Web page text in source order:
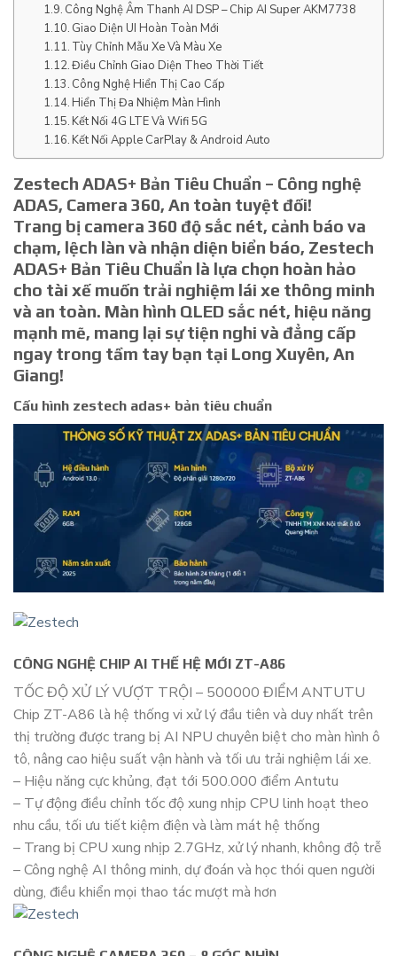
Công Nghệ Âm Thanh AI DSP – Chip AI Super AKM7738
Giao Diện UI Hoàn Toàn Mới
Tùy Chỉnh Mẫu Xe Và Màu Xe
Điều Chỉnh Giao Diện Theo Thời Tiết
Công Nghệ Hiển Thị Cao Cấp
Hiển Thị Đa Nhiệm Màn Hình
Kết Nối 4G LTE Và Wifi 5G
Kết Nối Apple CarPlay & Android Auto
Zestech ADAS+ Bản Tiêu Chuẩn – Công nghệ
ADAS, Camera 360, An toàn tuyệt đối!
Trang bị camera 360 độ sắc nét, cảnh báo va
chạm, lệch làn và nhận diện biển báo, Zestech
ADAS+ Bản Tiêu Chuẩn là lựa chọn hoàn hảo
cho tài xế muốn trải nghiệm lái xe thông minh
và an toàn. Màn hình QLED sắc nét, hiệu năng
mạnh mẽ, mang lại sự tiện nghi và đẳng cấp
ngay trong tầm tay bạn tại Long Xuyên, An
Giang!
Cấu hình zestech adas+ bản tiêu chuẩn
CÔNG NGHỆ CHIP AI THẾ HỆ MỚI ZT-A86
TỐC ĐỘ XỬ LÝ VƯỢT TRỘI – 500000 ĐIỂM ANTUTU
Chip ZT-A86 là hệ thống vi xử lý đầu tiên và duy nhất trên
thị trường được trang bị AI NPU chuyên biệt cho màn hình ô
tô, nâng cao hiệu suất vận hành và tối ưu trải nghiệm lái xe.
– Hiệu năng cực khủng, đạt tới 500.000 điểm Antutu
– Tự động điều chỉnh tốc độ xung nhịp CPU linh hoạt theo
nhu cầu, tối ưu tiết kiệm điện và làm mát hệ thống
– Trang bị CPU xung nhịp 2.7GHz, xử lý nhanh, không độ trễ
– Công nghệ AI thông minh, dự đoán và học thói quen người
dùng, điều khiển mọi thao tác mượt mà hơn